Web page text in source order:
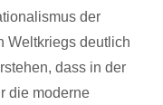
der
Weltkriegs deutlich
dass in der
die moderne